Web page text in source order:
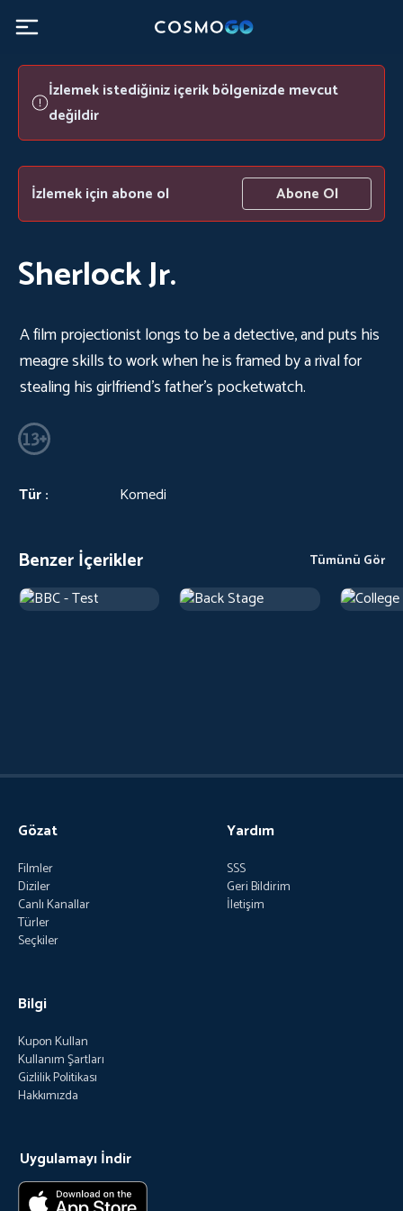
İzlemek istediğiniz içerik bölgenizde mevcut
değildir
İzlemek için abone ol Abone Ol
Sherlock Jr.
A film projectionist longs to be a detective, and puts his
meagre skills to work when he is framed by a rival for
stealing his girlfriend's father's pocketwatch.
Tür : Komedi
Benzer İçerikler Tümünü Gör
Gözat
Filmler
Diziler
Canlı Kanallar
Türler
Seçkiler
Yardım
SSS
Geri Bildirim
İletişim
Bilgi
Kupon Kullan
Kullanım Şartları
Gizlilik Politikası
Hakkımızda
Uygulamayı İndir